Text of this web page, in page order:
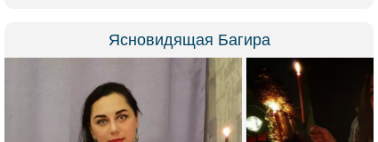
Ясновидящая Багира